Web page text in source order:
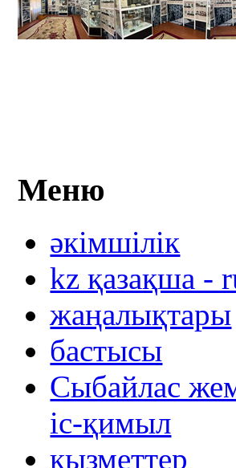
Меню
әкімшілік
kz қазақша -
жаңалықтары
бастысы
Сыбайлас
іс-қимыл
қызметтер